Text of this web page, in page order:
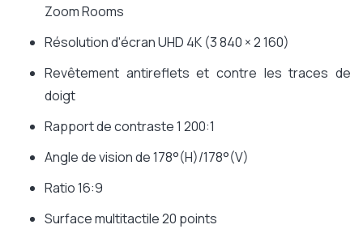
Zoom Rooms
Résolution d'écran UHD 4K (3 840 × 2 160)
Revêtement antireflets et contre les traces de
doigt
Rapport de contraste 1 200:1
Angle de vision de 178°(H)/178°(V)
Ratio 16:9
Surface multitactile 20 points